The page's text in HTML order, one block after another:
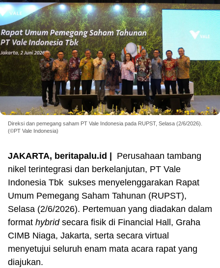
Direksi dan pemegang saham PT Vale Indonesia pada RUPST, Selasa (2/6/2026).
(©PT Vale Indonesia)
JAKARTA, beritapalu.id |
Perusahaan tambang
nikel terintegrasi dan berkelanjutan, PT Vale
Indonesia Tbk sukses menyelenggarakan Rapat
Umum Pemegang Saham Tahunan (RUPST),
Selasa (2/6/2026). Pertemuan yang diadakan dalam
format hybridsecara fisik di Financial Hall, Graha
CIMB Niaga, Jakarta, serta secara virtual
menyetujui seluruh enam mata acara rapat yang
diajukan.